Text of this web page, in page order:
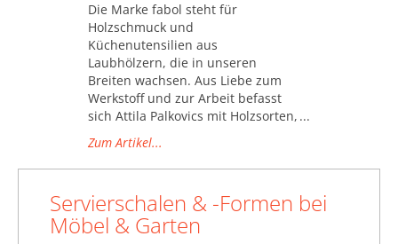
Die Marke fabol steht für
Holzschmuck und
Küchenutensilien aus
Laubhölzern, die in unseren
Breiten wachsen. Aus Liebe zum
Werkstoff und zur Arbeit befasst
sich Attila Palkovics mit Holzsorten,
denen in unserem Alltag kaum
noch Beachtung zuteilwird.
Zum Artikel...
Servierschalen & -Formen bei
Möbel & Garten